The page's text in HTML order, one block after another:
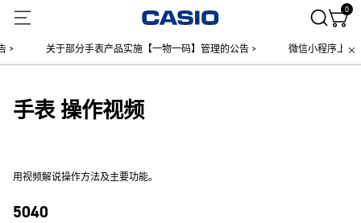
0
关于部分手表产品实施【一物一码】管理的公告 > 微信小程序上线
手表 操作视频
用视频解说操作方法及主要功能。
5040